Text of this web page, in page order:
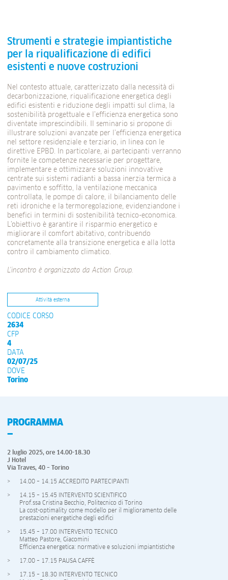
Strumenti e strategie impiantistiche
per la riqualificazione di edifici
esistenti e nuove costruzioni
Nel contesto attuale, caratterizzato dalla necessità di
decarbonizzazione, riqualificazione energetica degli
edifici esistenti e riduzione degli impatti sul clima, la
sostenibilità progettuale e l’efficienza energetica sono
diventate imprescindibili. Il seminario si propone di
illustrare soluzioni avanzate per l’efficienza energetica
nel settore residenziale e terziario, in linea con le
direttive EPBD. In particolare, ai partecipanti verranno
fornite le competenze necessarie per progettare,
implementare e ottimizzare soluzioni innovative
centrate sui sistemi radianti a bassa inerzia termica a
pavimento e soffitto, la ventilazione meccanica
controllata, le pompe di calore, il bilanciamento delle
reti idroniche e la termoregolazione, evidenziandone i
benefici in termini di sostenibilità tecnico-economica.
L’obiettivo è garantire il risparmio energetico e
migliorare il comfort abitativo, contribuendo
concretamente alla transizione energetica e alla lotta
contro il cambiamento climatico.
L’incontro è organizzato da Action Group.
Attività esterna
CODICE CORSO
2634
CFP
4
DATA
02/07/25
DOVE
Torino
PROGRAMMA
2 luglio 2025, ore 14.00-18.30
J Hotel
Via Traves, 40 – Torino
14.00 – 14.15 ACCREDITO PARTECIPANTI
14.15 – 15.45 INTERVENTO SCIENTIFICO
Prof.ssa Cristina Becchio, Politecnico di Torino
La cost-optimality come modello per il miglioramento delle
prestazioni energetiche degli edifici
15.45 – 17.00 INTERVENTO TECNICO
Matteo Pastore, Giacomini
Efficienza energetica: normative e soluzioni impiantistiche
17.00 – 17.15 PAUSA CAFFÈ
17.15 – 18.30 INTERVENTO TECNICO